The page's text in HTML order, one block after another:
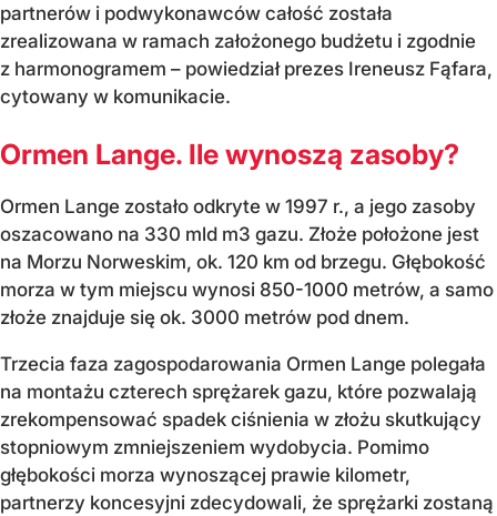
partnerów i podwykonawców całość została
zrealizowana w ramach założonego budżetu i zgodnie
z harmonogramem – powiedział prezes Ireneusz Fąfara,
cytowany w komunikacie.
Ormen Lange. Ile wynoszą zasoby?
Ormen Lange zostało odkryte w 1997 r., a jego zasoby
oszacowano na 330 mld m3 gazu. Złoże położone jest
na Morzu Norweskim, ok. 120 km od brzegu. Głębokość
morza w tym miejscu wynosi 850-1000 metrów, a samo
złoże znajduje się ok. 3000 metrów pod dnem.
Trzecia faza zagospodarowania Ormen Lange polegała
na montażu czterech sprężarek gazu, które pozwalają
zrekompensować spadek ciśnienia w złożu skutkujący
stopniowym zmniejszeniem wydobycia. Pomimo
głębokości morza wynoszącej prawie kilometr,
partnerzy koncesyjni zdecydowali, że sprężarki zostaną